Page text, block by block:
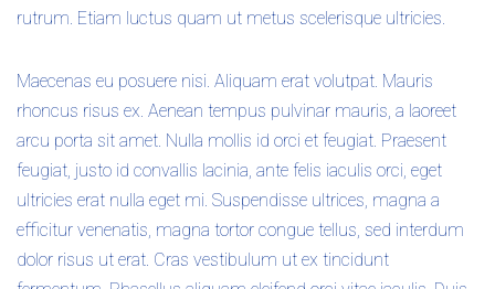
rutrum. Etiam luctus quam ut metus scelerisque ultricies.
Maecenas eu posuere nisi. Aliquam erat volutpat. Mauris
rhoncus risus ex. Aenean tempus pulvinar mauris, a laoreet
arcu porta sit amet. Nulla mollis id orci et feugiat. Praesent
feugiat, justo id convallis lacinia, ante felis iaculis orci, eget
ultricies erat nulla eget mi. Suspendisse ultrices, magna a
efficitur venenatis, magna tortor congue tellus, sed interdum
dolor risus ut erat. Cras vestibulum ut ex tincidunt